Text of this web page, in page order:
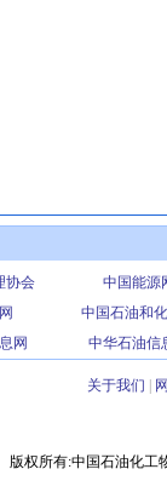
协会
中国能源
中国石油和
网 中华石油信
关于我们
版权所有:中国石油化工